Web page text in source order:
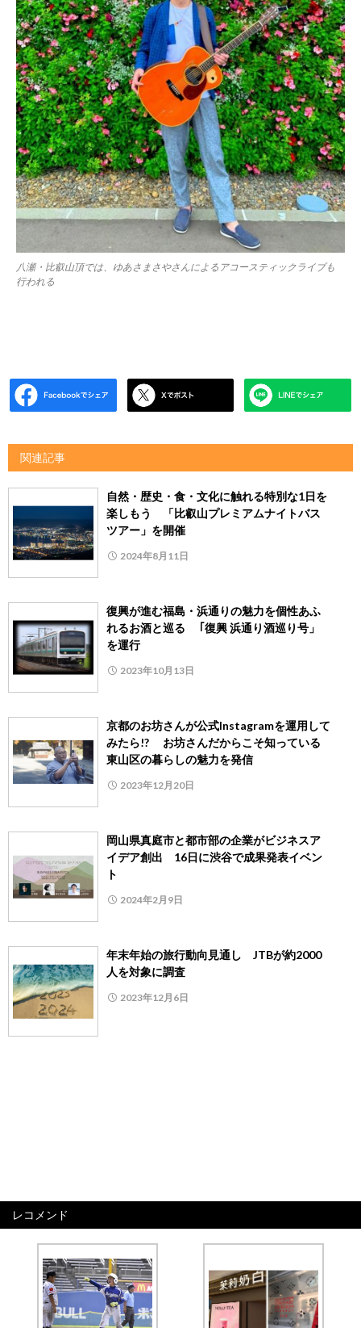
八瀬・比叡山頂では、ゆあさまさやさんによるアコースティックライブも
行われる
関連記事
自然・歴史・食・文化に触れる特別な1日を
楽しもう 「比叡山プレミアムナイトバス
ツアー」を開催
2024年8月11日
復興が進む福島・浜通りの魅力を個性あふ
れるお酒と巡る ｢復興 浜通り酒巡り号」
を運行
2023年10月13日
京都のお坊さんが公式Instagramを運用して
みたら!? お坊さんだからこそ知っている
東山区の暮らしの魅力を発信
2023年12月20日
岡山県真庭市と都市部の企業がビジネスア
イデア創出 16日に渋谷で成果発表イベン
ト
2024年2月9日
年末年始の旅行動向見通し JTBが約2000
人を対象に調査
2023年12月6日
レコメンド